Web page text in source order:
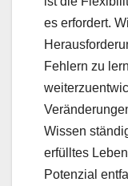
es erfordert.
Fehlern zu
Wissen
erfülltes
Potenzial